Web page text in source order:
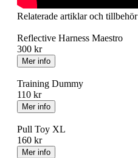
Relaterade artiklar och tillbehör
Reflective Harness Maestro
300 kr
Training Dummy
110 kr
Pull Toy XL
160 kr